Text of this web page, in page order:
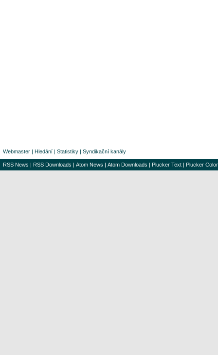
Webmaster | Hledání | Statistiky | Syndikační kanály
RSS News | RSS Downloads | Atom News | Atom Downloads | Plucker Text | Plucker Color